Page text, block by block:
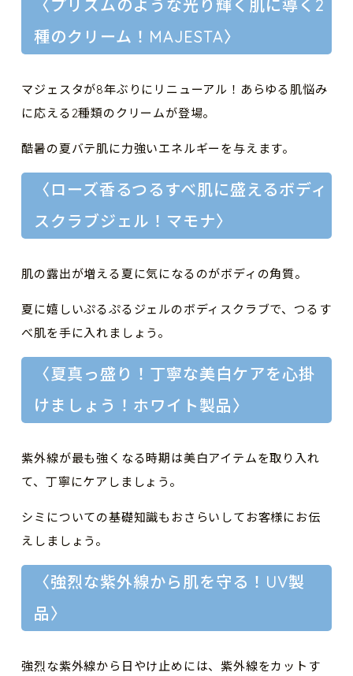
〈プリズムのような光り輝く肌に導く2
種のクリーム！MAJESTA〉
マジェスタが8年ぶりにリニューアル！あらゆる肌悩み
に応える2種類のクリームが登場。
酷暑の夏バテ肌に力強いエネルギーを与えます。
〈ローズ香るつるすべ肌に盛えるボディ
スクラブジェル！マモナ〉
肌の露出が増える夏に気になるのがボディの角質。
夏に嬉しいぷるぷるジェルのボディスクラブで、つるす
べ肌を手に入れましょう。
〈夏真っ盛り！丁寧な美白ケアを心掛
けましょう！ホワイト製品〉
紫外線が最も強くなる時期は美白アイテムを取り入れ
て、丁寧にケアしましょう。
シミについての基礎知識もおさらいしてお客様にお伝
えしましょう。
〈強烈な紫外線から肌を守る！UV製
品〉
強烈な紫外線から日やけ止めには、紫外線をカットす